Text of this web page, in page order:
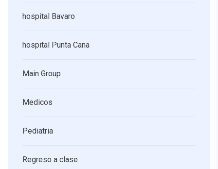
hospital Bavaro
hospital Punta Cana
Main Group
Medicos
Pediatria
Regreso a clase